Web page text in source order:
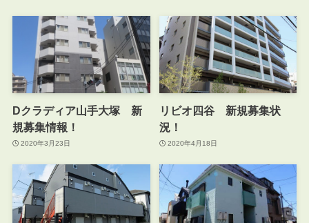
Dクラディア山手大塚 新
規募集情報！
2020年3月23日
リビオ四谷 新規募集状
況！
2020年4月18日